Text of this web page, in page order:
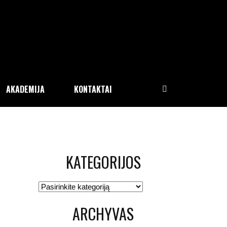
AKADEMIJA KONTAKTAI
KATEGORIJOS
Kategorijos
ARCHYVAS